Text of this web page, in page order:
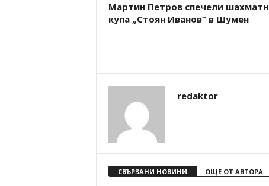
Мартин Петров спечели
купа „Стоян Иванов“ в Шумен
redaktor
СВЪРЗАНИ НОВИНИ ОЩЕ ОТ АВТОРА